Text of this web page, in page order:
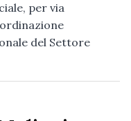
per via
del Settore